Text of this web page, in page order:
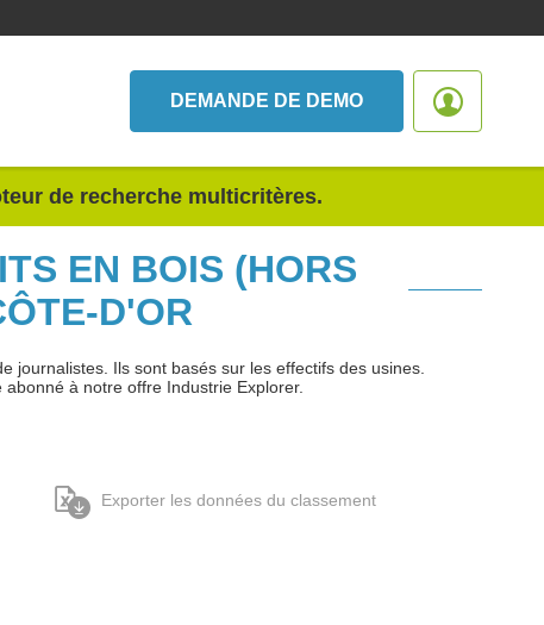
DEMANDE DE DEMO
de recherche multicritères.
EN BOIS (HORS
D'OR
journalistes. Ils sont basés sur les effectifs des usines.
à notre offre Industrie Explorer.
Exporter les données du classement